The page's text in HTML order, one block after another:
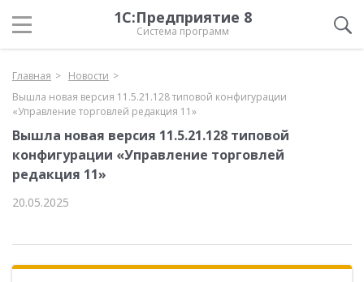
1С:Предприятие 8
Система программ
Главная
Новости
Вышла новая версия 11.5.21.128 типовой конфигурации
«Управление торговлей редакция 11»
Вышла новая версия 11.5.21.128 типовой
конфигурации «Управление торговлей
редакция 11»
20.05.2025